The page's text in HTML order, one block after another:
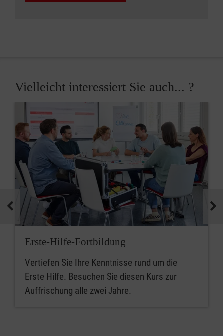
Vielleicht interessiert Sie auch... ?
Erste-Hilfe-Fortbildung
Vertiefen Sie Ihre Kenntnisse rund um die
Erste Hilfe. Besuchen Sie diesen Kurs zur
Auffrischung alle zwei Jahre.